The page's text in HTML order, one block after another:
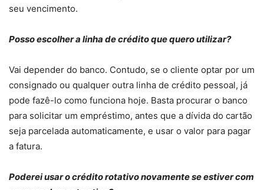
seu vencimento.
Posso escolher a linha de crédito que quero utilizar?
Vai depender do banco. Contudo, se o cliente optar por um
consignado ou qualquer outra linha de crédito pessoal, já
pode fazê-lo como funciona hoje. Basta procurar o banco
para solicitar um empréstimo, antes que a dívida do cartão
seja parcelada automaticamente, e usar o valor para pagar
a fatura.
Poderei usar o crédito rotativo novamente se estiver com